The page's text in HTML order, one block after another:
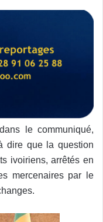
le communiqué,
dire que la question
ivoiriens, arrêtés en
mercenaires par le